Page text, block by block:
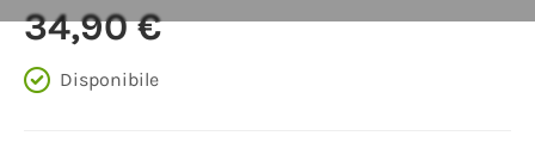
Disponibile
34,90 €